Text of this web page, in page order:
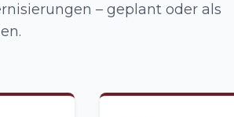
– geplant oder als